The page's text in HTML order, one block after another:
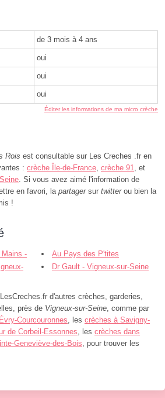
de 3 mois à 4 ans
oui
oui
oui
Éditer les informations de ma micro crèche
Rois est consultable sur Les Creches .fr en
: crèche Île-de-France, crèche 91, et
. Si vous avez aimé l'information de
en favori, la partagersur twitterou bien la
!
-
Au Pays des P'tites
Frimousses - Vigneux-sur-Seine
Dr Gault - Vigneux-sur-Seine
d'autres crèches, garderies,
près de Vigneux-sur-Seine, comme par
Courcouronnes, les crèches à Savigny-
de Corbeil-Essonnes, les crèches dans
Geneviève-des-Bois, pour trouver les